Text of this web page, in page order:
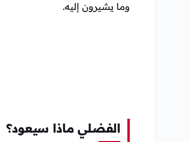
وما يشيرون إليه.
الفضلي ماذا سيعود؟